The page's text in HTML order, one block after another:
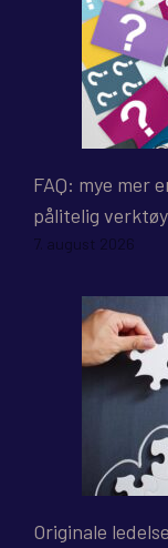
FAQ: mye mer
pålitelig verktøy
7. august 2026
Originale